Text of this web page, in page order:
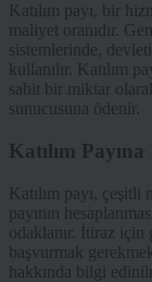
Katılım payı, bir
maliyet oranıdır.
sistemlerinde,
kullanılır. Katılım
sabit bir miktar
sunucusuna ödenir.
Katılım
Katılım payı, çeşitli
payının
odaklanır. İtiraz
başvurmak
hakkında bilgi